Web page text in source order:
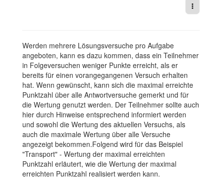
Weitere
Werden mehrere Lösungsversuche pro Aufgabe
angeboten, kann es dazu kommen, dass ein Teilnehmer
in Folgeversuchen weniger Punkte erreicht, als er
bereits für einen vorangegangenen Versuch erhalten
hat. Wenn gewünscht, kann sich die maximal erreichte
Punktzahl über alle Antwortversuche gemerkt und für
die Wertung genutzt werden. Der Teilnehmer sollte auch
hier durch Hinweise entsprechend informiert werden
und sowohl die Wertung des aktuellen Versuchs, als
auch die maximale Wertung über alle Versuche
angezeigt bekommen.Folgend wird für das Beispiel
"Transport" - Wertung der maximal erreichten
Punktzahl erläutert, wie die Wertung der maximal
erreichten Punktzahl realisiert werden kann.